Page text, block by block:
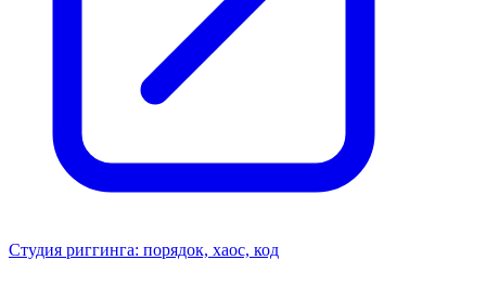
Студия риггинга: порядок, хаос, код